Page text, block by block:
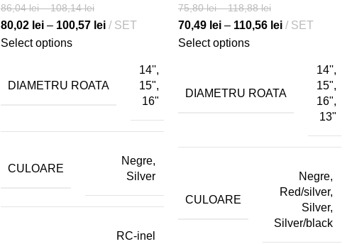
86,04lei–108,14lei
80,02 lei– 100,57 lei
SET
Select options
DIAMETRU ROATA
14'',
15",
16"
CULOARE
Negre,
Silver
RC-inel
75,80lei–118,88lei
70,49 lei– 110,56 lei
SET
Select options
DIAMETRU ROATA
14'',
15",
16",
13"
CULOARE
Negre,
Red/silver,
Silver,
Silver/black